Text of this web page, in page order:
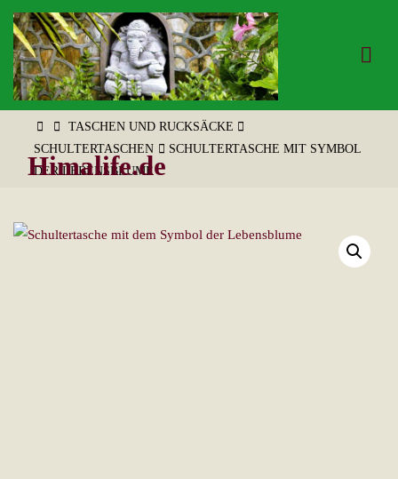
Zum
Inhalt
springen
Himalife.de
START
TASCHEN UND RUCKSÄCKE
SCHULTERTASCHEN
SCHULTERTASCHE MIT SYMBOL
DER LEBENSBLUME